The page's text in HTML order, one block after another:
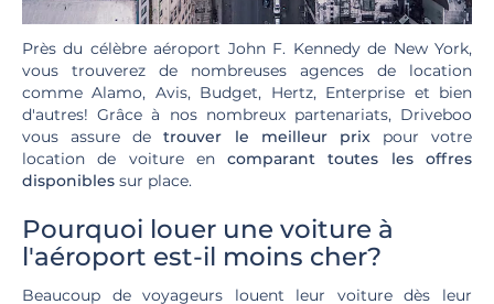
Près du célèbre aéroport John F. Kennedy de New York,
vous trouverez de nombreuses agences de location
comme Alamo, Avis, Budget, Hertz, Enterprise et bien
d'autres! Grâce à nos nombreux partenariats, Driveboo
vous assure de trouver le meilleur prix pour votre
location de voiture encomparant toutes les offres
disponibles sur place.
Pourquoi louer une voiture à
l'aéroport est-il moins cher?
Beaucoup de voyageurs louent leur voiture dès leur